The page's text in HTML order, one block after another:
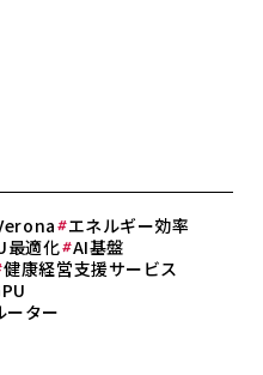
エネルギー効率
最適化 AI基盤
健康経営支援サービス
ーター